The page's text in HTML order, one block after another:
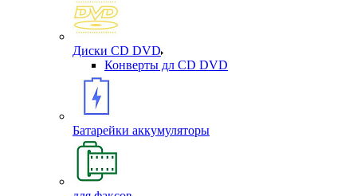
Диски CD DVD
Конверты дл CD DVD
Батарейки аккумуляторы